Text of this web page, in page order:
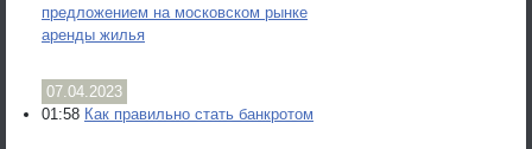
предложением на московском рынке
аренды жилья
07.04.2023
01:58 Как правильно стать банкротом